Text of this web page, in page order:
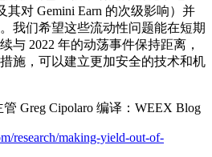
其对 Gemini Earn 的次级影响）并
我们希望这些流动性问题能在短期
与 2022 年的动荡事件保持距离，
施，可以建立更加安全的技术和机
Greg Cipolaro 编译：WEEX Blog
research/making-yield-out-of-